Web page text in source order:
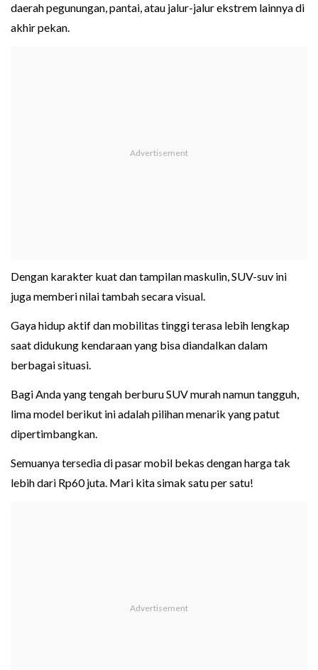
daerah pegunungan, pantai, atau jalur-jalur ekstrem lainnya di
akhir pekan.
Dengan karakter kuat dan tampilan maskulin, SUV-suv ini
juga memberi nilai tambah secara visual.
Gaya hidup aktif dan mobilitas tinggi terasa lebih lengkap
saat didukung kendaraan yang bisa diandalkan dalam
berbagai situasi.
Bagi Anda yang tengah berburu SUV murah namun tangguh,
lima model berikut ini adalah pilihan menarik yang patut
dipertimbangkan.
Semuanya tersedia di pasar mobil bekas dengan harga tak
lebih dari Rp60 juta. Mari kita simak satu per satu!